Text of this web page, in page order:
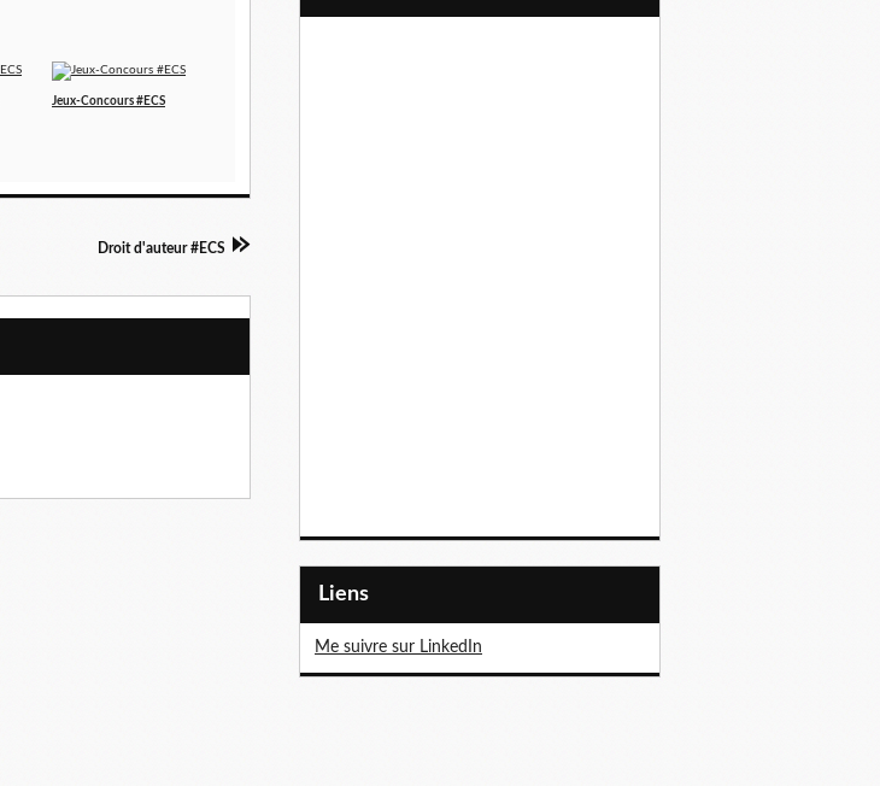
Jeux-Concours #ECS
Droit d'auteur #ECS
Liens
Me suivre sur LinkedIn